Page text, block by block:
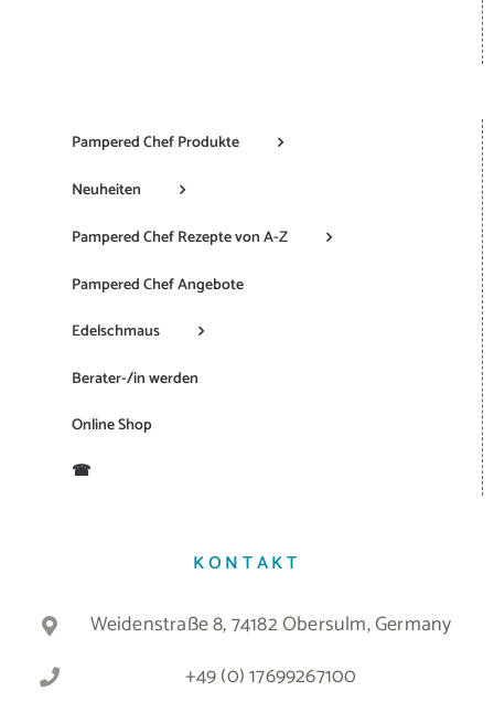
Pampered Chef Produkte
Neuheiten
Pampered Chef Rezepte von A-Z
Pampered Chef Angebote
Edelschmaus
Berater-/in werden
Online Shop
☎
KONTAKT
Weidenstraße 8, 74182 Obersulm, Germany
+49 (0) 17699267100